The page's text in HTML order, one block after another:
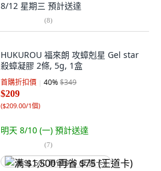
8/12 星期三 預計送達
(8)
HUKUROU 福來朗 攻蟑剋星 Gel star
殺蟑凝膠 2條, 5g, 1盒
首購折扣價 40%$349
$209
($209.00/1個)
明天 8/10 (一) 預計送達
(7)
满 $1,500 再省 $75 (王道卡)